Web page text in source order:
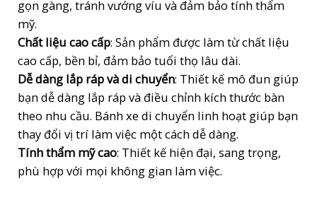
gọn gàng, tránh vướng víu và đảm bảo tính thẩm
mỹ.
Chất liệu cao cấp: Sản phẩm được làm từ chất liệu
cao cấp, bền bỉ, đảm bảo tuổi thọ lâu dài.
Dễ dàng lắp ráp và di chuyển: Thiết kế mô đun giúp
bạn dễ dàng lắp ráp và điều chỉnh kích thước bàn
theo nhu cầu. Bánh xe di chuyển linh hoạt giúp bạn
thay đổi vị trí làm việc một cách dễ dàng.
Tính thẩm mỹ cao: Thiết kế hiện đại, sang trọng,
phù hợp với mọi không gian làm việc.